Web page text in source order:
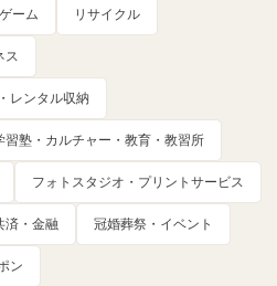
ーム リサイクル
ス
レンタル収納
習塾・カルチャー・教育・教習所
フォトスタジオ・プリントサービス
済・金融 冠婚葬祭・イベント
ン